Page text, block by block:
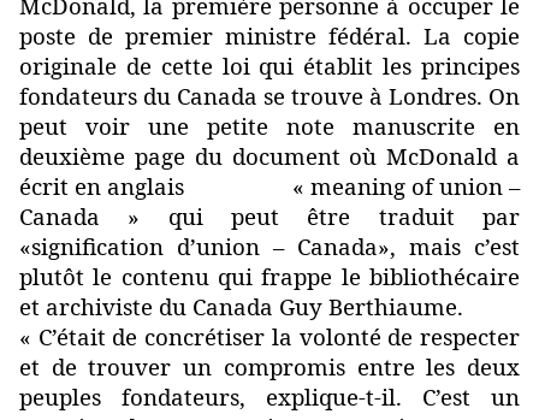
poste de premier ministre fédéral. La copie
originale de cette loi qui établit les principes
fondateurs du Canada se trouve à Londres. On
peut voir une petite note manuscrite en
deuxième page du document où McDonald a
écrit en anglais « meaning of union –
Canada » qui peut être traduit par
«signification d’union – Canada», mais c’est
plutôt le contenu qui frappe le bibliothécaire
et archiviste du Canada Guy Berthiaume.
« C’était de concrétiser la volonté de respecter
et de trouver un compromis entre les deux
peuples fondateurs, explique-t-il. C’est un